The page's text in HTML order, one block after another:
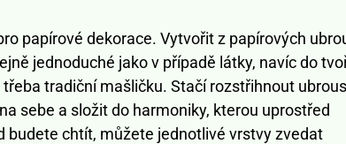
papírové dekorace. Vytvořit z papírových
jednoduché jako v případě látky, navíc do
tradiční mašličku. Stačí rozstřihnout
sebe a složit do harmoniky, kterou uprostřed
budete chtít, můžete jednotlivé vrstvy zvedat